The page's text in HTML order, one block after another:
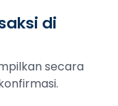
di
secara